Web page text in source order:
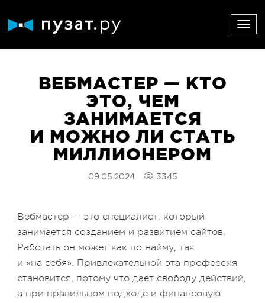
ВЕБМАСТЕР — КТО
ЭТО, ЧЕМ
ЗАНИМАЕТСЯ
И МОЖНО ЛИ СТАТЬ
МИЛЛИОНЕРОМ
09.05.2024 3345
Вебмастер — это специалист, который
занимается созданием и развитием сайтов.
Работать он может как по найму, так
и «на себя». Привлекательной эта профессия
становится, потому что дает свободу действий,
а при правильном подходе и финансовую